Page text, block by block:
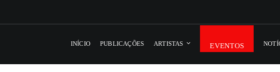
INÍCIO PUBLICAÇÕES ARTISTAS EVENTOS